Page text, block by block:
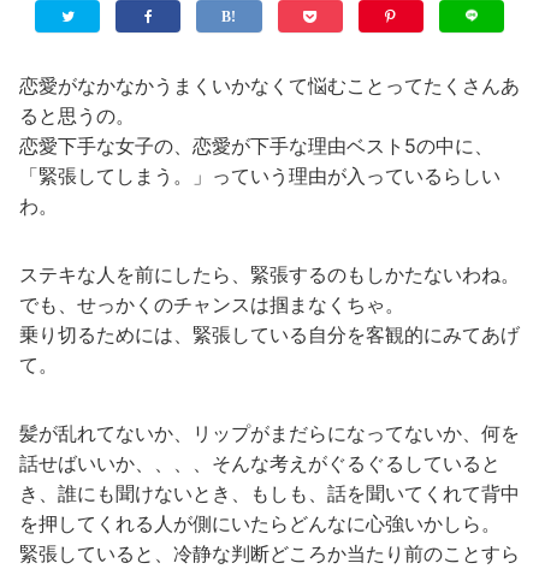
恋愛がなかなかうまくいかなくて悩むことってたくさんあ
ると思うの。
恋愛下手な女子の、恋愛が下手な理由ベスト5の中に、
「緊張してしまう。」っていう理由が入っているらしい
わ。
ステキな人を前にしたら、緊張するのもしかたないわね。
でも、せっかくのチャンスは掴まなくちゃ。
乗り切るためには、緊張している自分を客観的にみてあげ
て。
髪が乱れてないか、リップがまだらになってないか、何を
話せばいいか、、、、そんな考えがぐるぐるしていると
き、誰にも聞けないとき、もしも、話を聞いてくれて背中
を押してくれる人が側にいたらどんなに心強いかしら。
緊張していると、冷静な判断どころか当たり前のことすら